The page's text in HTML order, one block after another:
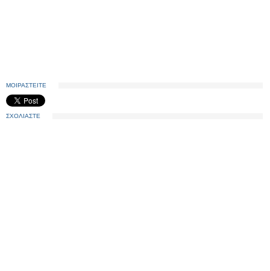
ΜΟΙΡΑΣΤΕΙΤΕ
ΣΧΟΛΙΑΣΤΕ